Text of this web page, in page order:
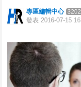
專區編輯中心 3202
發表 2016-07-15